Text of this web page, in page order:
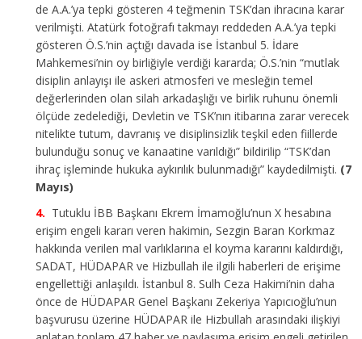
de A.A.’ya tepki gösteren 4 teğmenin TSK’dan ihracına karar
verilmişti. Atatürk fotoğrafı takmayı reddeden A.A.’ya tepki
gösteren Ö.S.’nin açtığı davada ise İstanbul 5. İdare
Mahkemesi’nin oy birliğiyle verdiği kararda; Ö.S.’nin “mutlak
disiplin anlayışı ile askeri atmosferi ve mesleğin temel
değerlerinden olan silah arkadaşlığı ve birlik ruhunu önemli
ölçüde zedelediği, Devletin ve TSK’nın itibarına zarar verecek
nitelikte tutum, davranış ve disiplinsizlik teşkil eden fiillerde
bulunduğu sonuç ve kanaatine varıldığı” bildirilip “TSK’dan
ihraç işleminde hukuka aykırılık bulunmadığı” kaydedilmişti. (7
Mayıs)
Tutuklu İBB Başkanı Ekrem İmamoğlu’nun X hesabına
erişim engeli kararı veren hakimin, Sezgin Baran Korkmaz
hakkında verilen mal varlıklarına el koyma kararını kaldırdığı,
SADAT, HÜDAPAR ve Hizbullah ile ilgili haberleri de erişime
engellettiği anlaşıldı. İstanbul 8. Sulh Ceza Hakimi’nin daha
önce de HÜDAPAR Genel Başkanı Zekeriya Yapıcıoğlu’nun
başvurusu üzerine HÜDAPAR ile Hizbullah arasındaki ilişkiyi